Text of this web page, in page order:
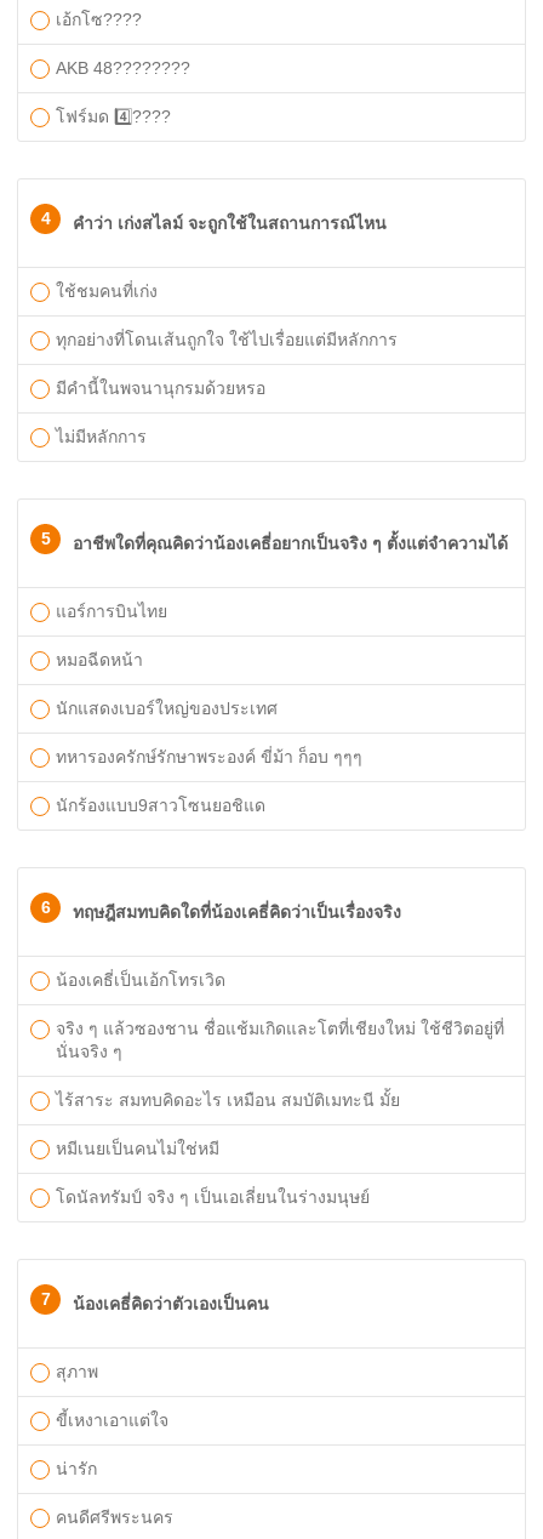
เอ้กโซ????
AKB 48????????
โฟร์มด 4️⃣????
4 คำว่า เก่งสไลม์ จะถูกใช้ในสถานการณ์ไหน
ใช้ชมคนที่เก่ง
ทุกอย่างที่โดนเส้นถูกใจ ใช้ไปเรื่อยแต่มีหลักการ
มีคำนี้ในพจนานุกรมด้วยหรอ
ไม่มีหลักการ
5 อาชีพใดที่คุณคิดว่าน้องเคธี่อยากเป็นจริง ๆ ตั้งแต่จำความได้
แอร์การบินไทย
หมอฉีดหน้า
นักแสดงเบอร์ใหญ่ของประเทศ
ทหารองครักษ์รักษาพระองค์ ขี่ม้า ก็อบ ๆๆๆ
นักร้องแบบ9สาวโซนยอชิแด
6 ทฤษฎีสมทบคิดใดที่น้องเคธี่คิดว่าเป็นเรื่องจริง
น้องเคธี่เป็นเอ้กโทรเวิด
จริง ๆ แล้วซองชาน ชื่อแช้มเกิดและโตที่เชียงใหม่ ใช้ชีวิตอยู่ที่
นั่นจริง ๆ
ไร้สาระ สมทบคิดอะไร เหมือน สมบัติเมทะนี มั้ย
หมีเนยเป็นคนไม่ใช่หมี
โดนัลทรัมป์ จริง ๆ เป็นเอเลี่ยนในร่างมนุษย์
7 น้องเคธี่คิดว่าตัวเองเป็นคน
สุภาพ
ขี้เหงาเอาแต่ใจ
น่ารัก
คนดีศรีพระนคร